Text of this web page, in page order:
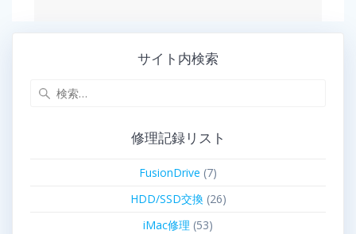
サイト内検索
修理記録リスト
FusionDrive (7)
HDD/SSD交換(26)
iMac修理 (53)